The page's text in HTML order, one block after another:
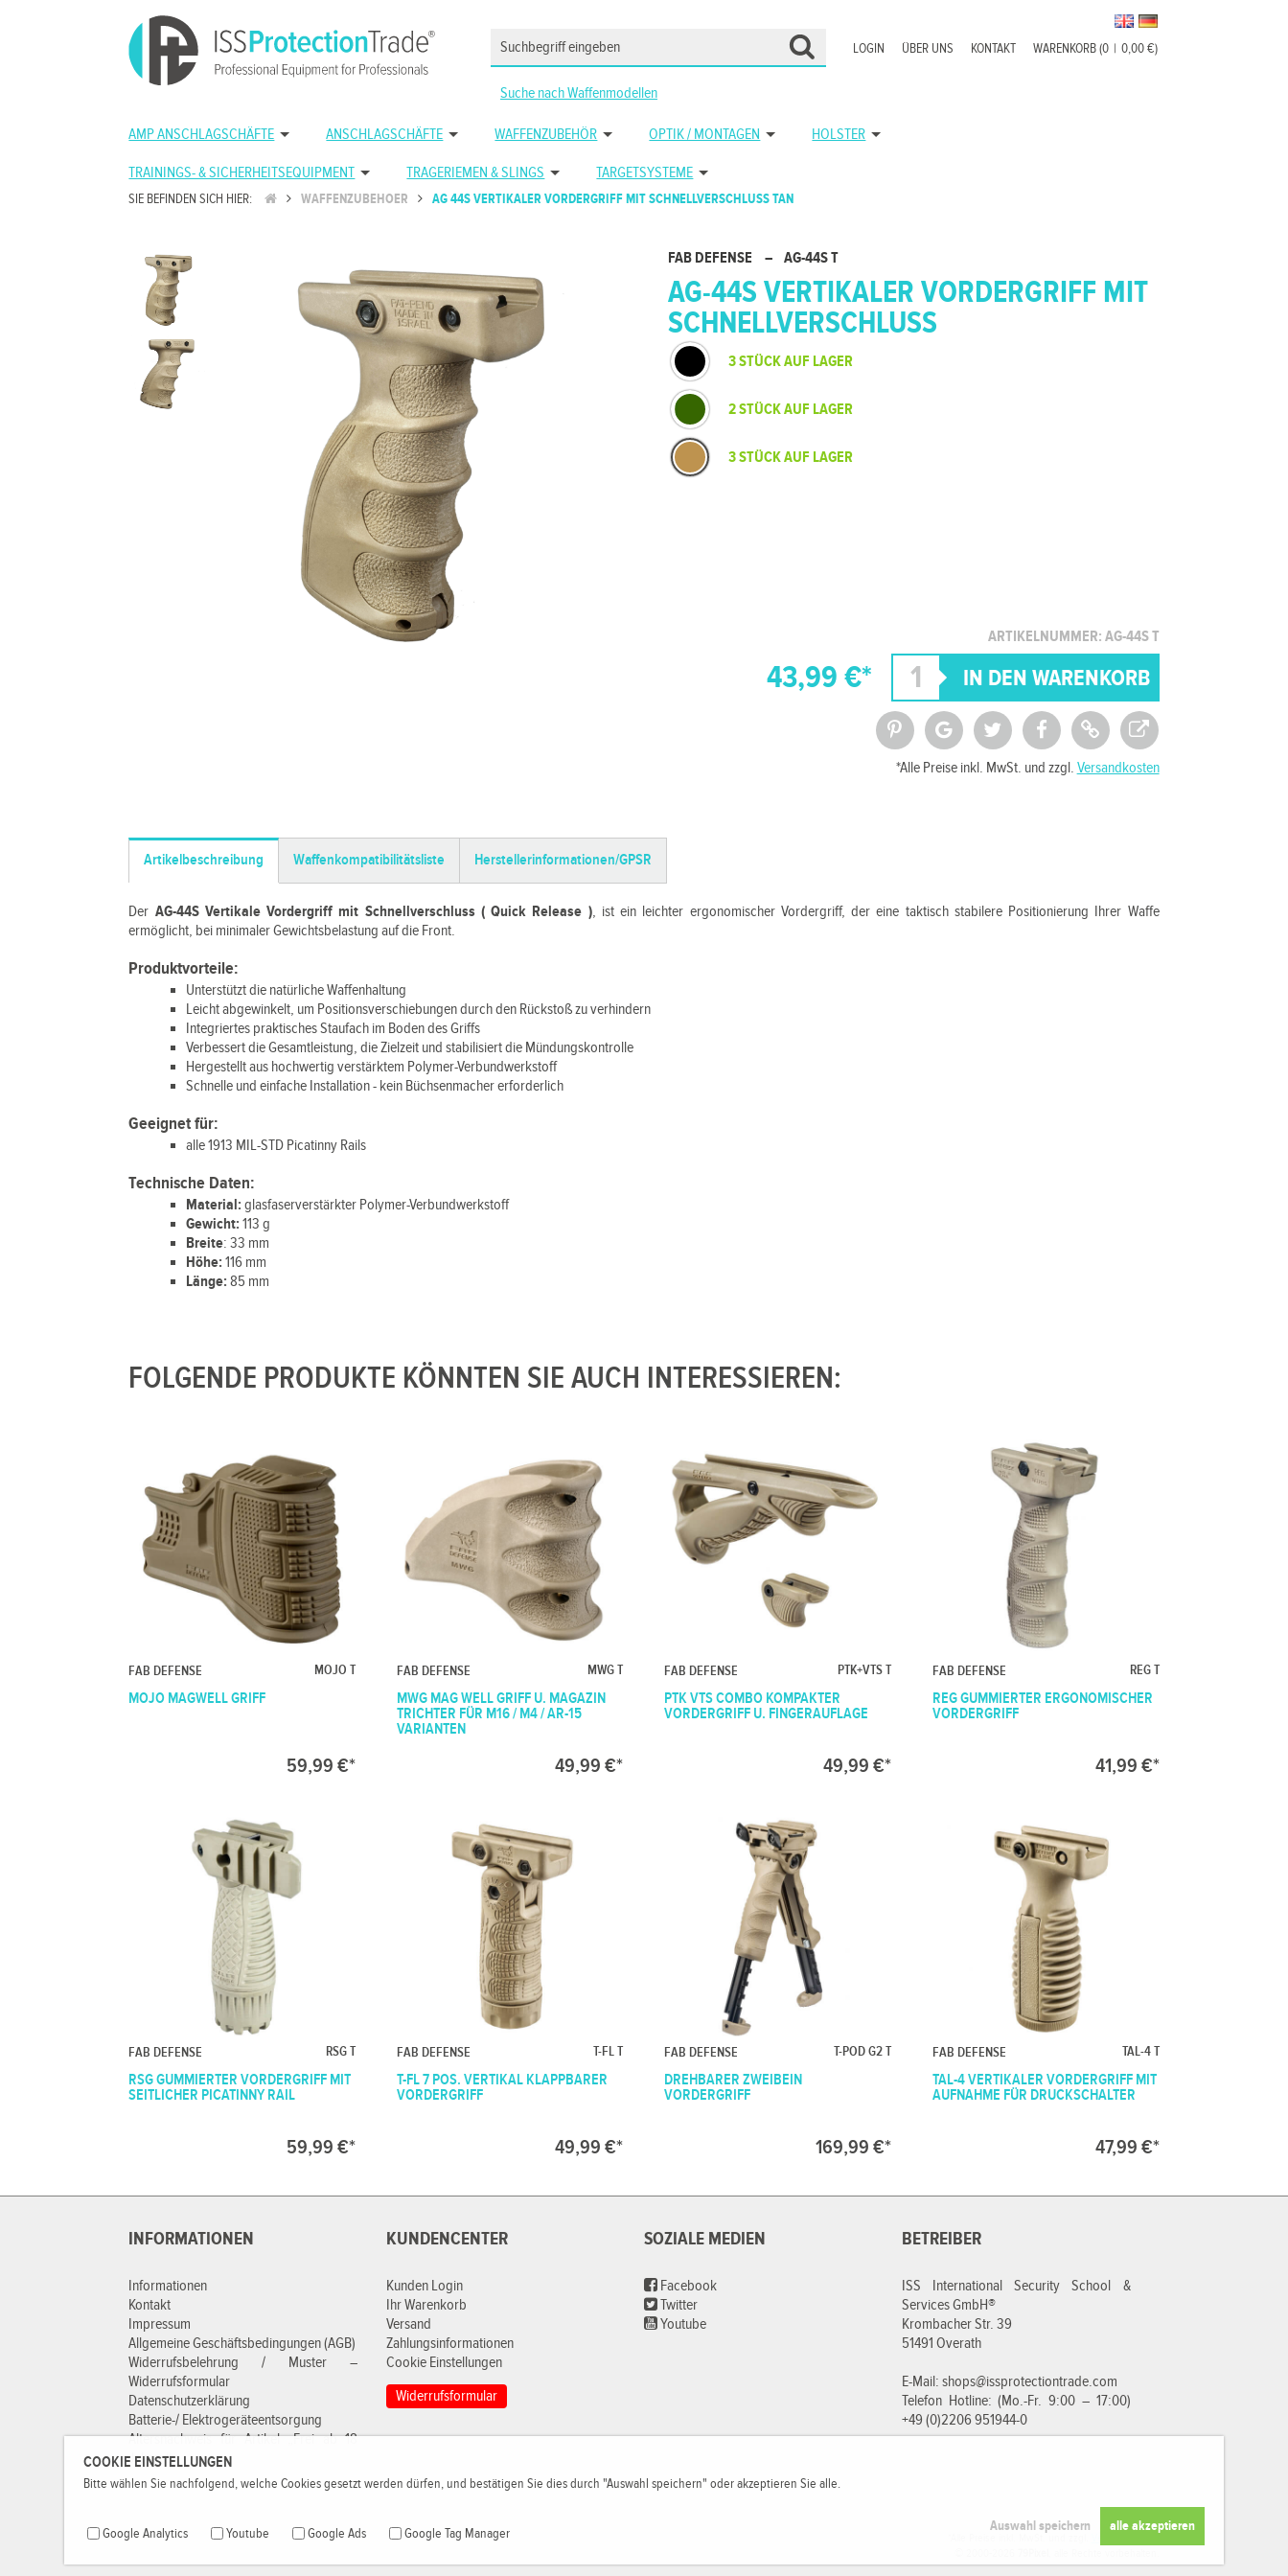
COOKIE EINSTELLUNGEN
Bitte wählen Sie nachfolgend, welche Cookies gesetzt werden dürfen, und bestätigen Sie dies durch "Auswahl speichern" oder akzeptieren Sie alle.
Google Analytics Youtube Google Ads Google Tag Manager
WARENKORB (0 | 0,00 €)
KONTAKT
ÜBER UNS
LOGIN
Suche nach Waffenmodellen
AMP ANSCHLAGSCHÄFTE ANSCHLAGSCHÄFTE WAFFENZUBEHÖR OPTIK / MONTAGEN HOLSTER
TRAININGS- & SICHERHEITSEQUIPMENT TRAGERIEMEN & SLINGS TARGETSYSTEME
SIE BEFINDEN SICH HIER: WAFFENZUBEHOER AG 44S VERTIKALER VORDERGRIFF MIT SCHNELLVERSCHLUSS TAN
FAB DEFENSE – AG-44S T
AG-44S VERTIKALER VORDERGRIFF MIT
SCHNELLVERSCHLUSS
ARTIKELNUMMER: AG-44S T
3 STÜCK AUF LAGER
2 STÜCK AUF LAGER
3 STÜCK AUF LAGER
43,99 €*
*Alle Preise inkl. MwSt. und zzgl. Versandkosten
Artikelbeschreibung Waffenkompatibilitätsliste Herstellerinformationen/GPSR
Der AG-44S Vertikale Vordergriff mit Schnellverschluss ( Quick Release ), ist ein leichter ergonomischer Vordergriff, der eine taktisch stabilere Positionierung Ihrer Waffe
ermöglicht, bei minimaler Gewichtsbelastung auf die Front.
Produktvorteile:
Unterstützt die natürliche Waffenhaltung
Leicht abgewinkelt, um Positionsverschiebungen durch den Rückstoß zu verhindern
Integriertes praktisches Staufach im Boden des Griffs
Verbessert die Gesamtleistung, die Zielzeit und stabilisiert die Mündungskontrolle
Hergestellt aus hochwertig verstärktem Polymer-Verbundwerkstoff
Schnelle und einfache Installation - kein Büchsenmacher erforderlich
Geeignet für:
alle 1913 MIL-STD Picatinny Rails
Technische Daten:
Material: glasfaserverstärkter Polymer-Verbundwerkstoff
Gewicht: 113 g
Breite: 33 mm
Höhe:116 mm
Länge:85 mm
FOLGENDE PRODUKTE KÖNNTEN SIE AUCH INTERESSIEREN:
FAB DEFENSE MOJO T
MOJO MAGWELL GRIFF
59,99 €*
FAB DEFENSE MWG T
MWG MAG WELL GRIFF U. MAGAZIN
TRICHTER FÜR M16 / M4 / AR-15
VARIANTEN
49,99 €*
FAB DEFENSE PTK+VTS T
PTK VTS COMBO KOMPAKTER
VORDERGRIFF U. FINGERAUFLAGE
49,99 €*
FAB DEFENSE REG T
REG GUMMIERTER ERGONOMISCHER
VORDERGRIFF
41,99 €*
FAB DEFENSE RSG T
RSG GUMMIERTER VORDERGRIFF MIT
SEITLICHER PICATINNY RAIL
59,99 €*
FAB DEFENSE T-FL T
T-FL 7 POS. VERTIKAL KLAPPBARER
VORDERGRIFF
49,99 €*
FAB DEFENSE T-POD G2 T
DREHBARER ZWEIBEIN
VORDERGRIFF
169,99 €*
FAB DEFENSE TAL-4 T
TAL-4 VERTIKALER VORDERGRIFF MIT
AUFNAHME FÜR DRUCKSCHALTER
47,99 €*
INFORMATIONEN
Informationen
Kontakt
Impressum
Allgemeine Geschäftsbedingungen (AGB)
Widerrufsbelehrung / Muster –
Widerrufsformular
Datenschutzerklärung
Batterie-/ Elektrogeräteentsorgung
Altersnachweis für Artikel „Frei ab 18
Jahren“
KUNDENCENTER
Kunden Login
Ihr Warenkorb
Versand
Zahlungsinformationen
Cookie Einstellungen
Widerrufsformular
SOZIALE MEDIEN
Facebook
Twitter
Youtube
BETREIBER
ISS International Security School &
Services GmbH®
Krombacher Str. 39
51491 Overath
E-Mail: shops@issprotectiontrade.com
Telefon Hotline: (Mo.-Fr. 9:00 – 17:00)
+49 (0)2206 951944-0